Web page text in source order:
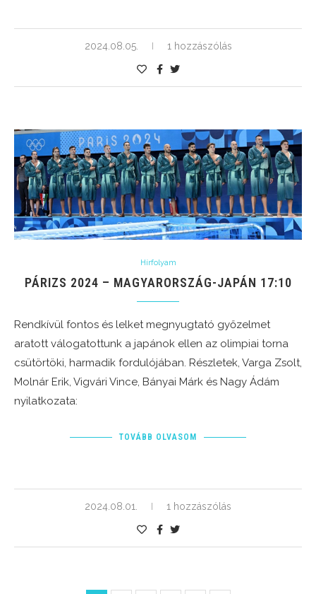
2024.08.05. 1 hozzászólás
Hírfolyam
PÁRIZS 2024 – MAGYARORSZÁG-JAPÁN 17:10
Rendkívül fontos és lelket megnyugtató győzelmet
aratott válogatottunk a japánok ellen az olimpiai torna
csütörtöki, harmadik fordulójában. Részletek, Varga Zsolt,
Molnár Erik, Vigvári Vince, Bányai Márk és Nagy Ádám
nyilatkozata:
TOVÁBB OLVASOM
2024.08.01. 1 hozzászólás